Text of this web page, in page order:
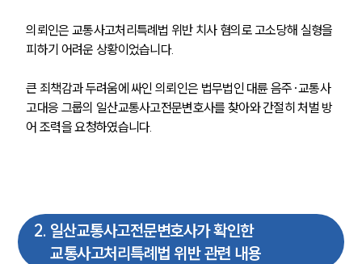
의뢰인은 교통사고처리특례법 위반 치사 혐의로 고소당해 실형을
피하기 어려운 상황이었습니다.
큰 죄책감과 두려움에 싸인 의뢰인은 법무법인 대륜 음주 ·교통사
고대응 그룹의 일산교통사고전문변호사를 찾아와 간절히 처벌 방
어 조력을 요청하였습니다.
2. 일산교통사고전문변호사가 확인한
교통사고처리특례법 위반 관련 내용